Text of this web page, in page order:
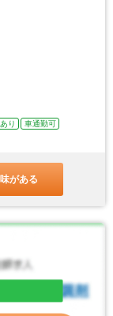
り
車通勤可
がある